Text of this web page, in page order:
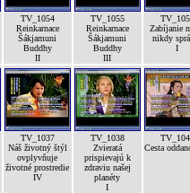
TV_1054
Reinkarnace
Šákjamuni
Buddhy
II
TV_1055
Reinkarnace
Šákjamuni
Buddhy
III
Zabíjanie
nikdy
I
TV_1037
Náš životný štýl
ovplyvňuje
životné prostredie
IV
TV_1038
Zvieratá
prispievajú k
zdraviu našej
planéty
I
Cesta